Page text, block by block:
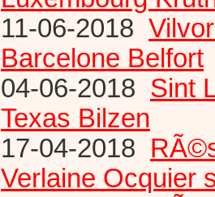
11-06-2018
Barcelone Belfort
04-06-2018 Sint
Texas Bilzen
17-04-2018
Verlaine Ocquier